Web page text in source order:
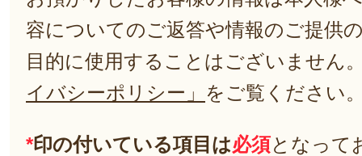
容についてのご返答や情報のご提供
目的に使用することはございません
イバシーポリシー」 をご覧ください
*印の付いている項目は必須となって